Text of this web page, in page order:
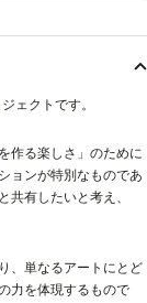
ェクトです。
作る楽しさ」のために
ョンが特別なものであ
有したいと考え、
、単なるアートにとど
力を体現するもので